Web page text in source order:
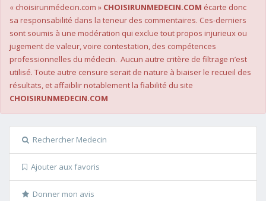
« choisirunmédecin.com » CHOISIRUNMEDECIN.COM écarte donc
sa responsabilité dans la teneur des commentaires. Ces-derniers
sont soumis à une modération qui exclue tout propos injurieux ou
jugement de valeur, voire contestation, des compétences
professionnelles du médecin. Aucun autre critère de filtrage n’est
utilisé. Toute autre censure serait de nature à biaiser le recueil des
résultats, et affaiblir notablement la fiabilité du site
CHOISIRUNMEDECIN.COM
Rechercher Medecin
Ajouter aux favoris
Donner mon avis